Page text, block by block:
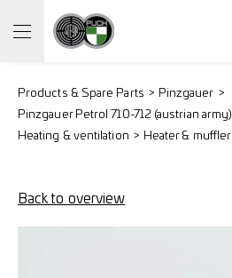
Products & Spare Parts
Pinzgauer
Pinzgauer Petrol 710-712 (austrian army)
Heating & ventilation
Heater & muffler
Back to overview